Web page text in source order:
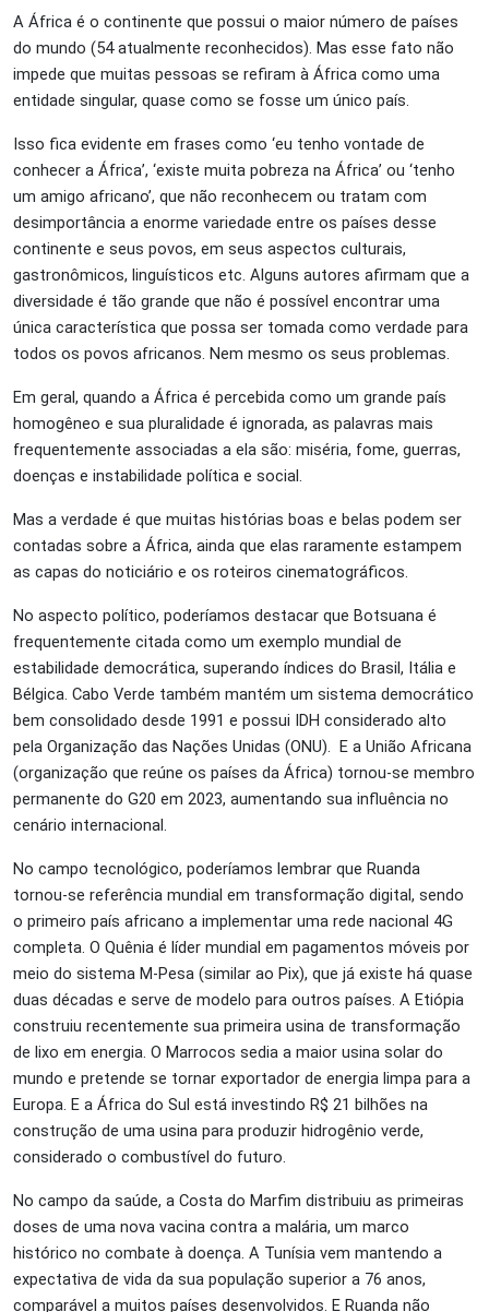
A África é o continente que possui o maior número de países
do mundo (54 atualmente reconhecidos). Mas esse fato não
impede que muitas pessoas se refiram à África como uma
entidade singular, quase como se fosse um único país.
Isso fica evidente em frases como ‘eu tenho vontade de
conhecer a África’, ‘existe muita pobreza na África’ ou ‘tenho
um amigo africano’, que não reconhecem ou tratam com
desimportância a enorme variedade entre os países desse
continente e seus povos, em seus aspectos culturais,
gastronômicos, linguísticos etc. Alguns autores afirmam que a
diversidade é tão grande que não é possível encontrar uma
única característica que possa ser tomada como verdade para
todos os povos africanos. Nem mesmo os seus problemas.
Em geral, quando a África é percebida como um grande país
homogêneo e sua pluralidade é ignorada, as palavras mais
frequentemente associadas a ela são: miséria, fome, guerras,
doenças e instabilidade política e social.
Mas a verdade é que muitas histórias boas e belas podem ser
contadas sobre a África, ainda que elas raramente estampem
as capas do noticiário e os roteiros cinematográficos.
No aspecto político, poderíamos destacar que Botsuana é
frequentemente citada como um exemplo mundial de
estabilidade democrática, superando índices do Brasil, Itália e
Bélgica. Cabo Verde também mantém um sistema democrático
bem consolidado desde 1991 e possui IDH considerado alto
pela Organização das Nações Unidas (ONU). E a União Africana
(organização que reúne os países da África) tornou-se membro
permanente do G20 em 2023, aumentando sua influência no
cenário internacional.
No campo tecnológico, poderíamos lembrar que Ruanda
tornou-se referência mundial em transformação digital, sendo
o primeiro país africano a implementar uma rede nacional 4G
completa. O Quênia é líder mundial em pagamentos móveis por
meio do sistema M-Pesa (similar ao Pix), que já existe há quase
duas décadas e serve de modelo para outros países. A Etiópia
construiu recentemente sua primeira usina de transformação
de lixo em energia. O Marrocos sedia a maior usina solar do
mundo e pretende se tornar exportador de energia limpa para a
Europa. E a África do Sul está investindo R$ 21 bilhões na
construção de uma usina para produzir hidrogênio verde,
considerado o combustível do futuro.
No campo da saúde, a Costa do Marfim distribuiu as primeiras
doses de uma nova vacina contra a malária, um marco
histórico no combate à doença. A Tunísia vem mantendo a
expectativa de vida da sua população superior a 76 anos,
comparável a muitos países desenvolvidos. E Ruanda não